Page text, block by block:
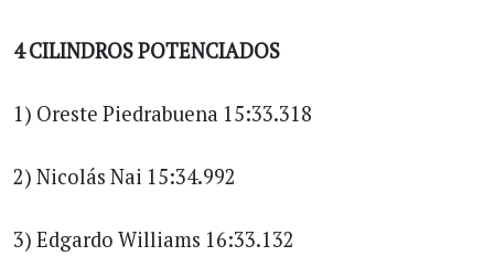
4 CILINDROS POTENCIADOS
1) Oreste Piedrabuena 15:33.318
2) Nicolás Nai 15:34.992
3) Edgardo Williams 16:33.132